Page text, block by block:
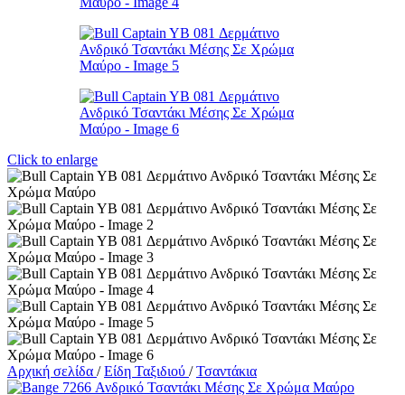
Click to enlarge
Αρχική σελίδα / Είδη Ταξιδιού / Τσαντάκια